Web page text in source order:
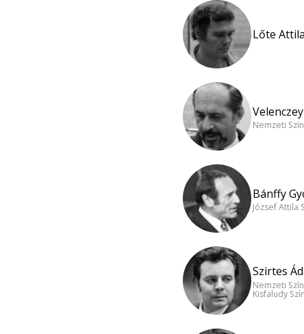
Lőte
Nemzeti
Bánffy
József Attila
Szirtes
Nemzeti
Kisfaludy